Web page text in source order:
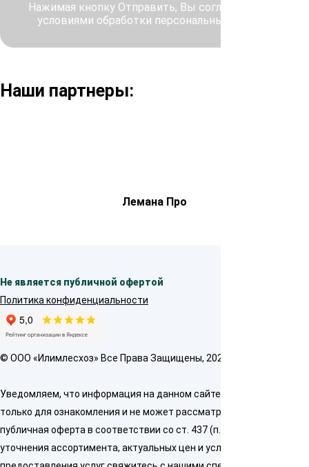
Нажимая кнопку Отправить, Вы соглашаетесь с
условиями обработки персональных данных
Наши партнеры:
Лемана Про
Не является публичной офертой
Политика конфиденциальности
© OOO «Илимлесхоз» Все Права Защищены, 2026
Уведомляем, что информация на данном сайте предназначена
только для ознакомления и не может рассматриваться как
публичная оферта в соответствии со ст. 437 (п. 2) ГК РФ. Для
уточнения ассортимента, актуальных цен и условий